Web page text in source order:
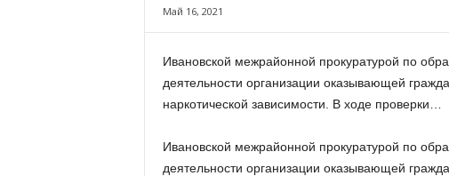
а
Май 16, 2021
Ивановской межрайонной прокуратурой по
деятельности организации оказывающей
наркотической зависимости. В ходе проверки…
Ивановской межрайонной прокуратурой по
деятельности организации оказывающей